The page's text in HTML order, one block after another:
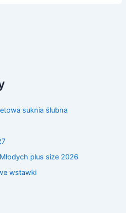
suknia ślubna
plus size 2026
wstawki